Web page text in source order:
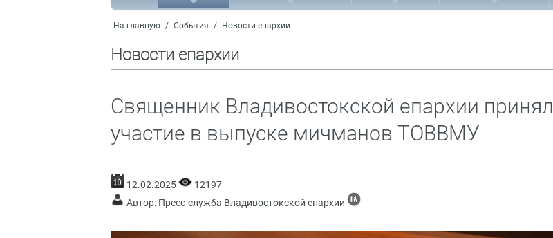
На главную / События / Новости епархии
Новости епархии
Священник Владивостокской епархии принял
участие в выпуске мичманов ТОВВМУ
12.02.2025
12197
Автор: Пресс-служба Владивостокской епархии